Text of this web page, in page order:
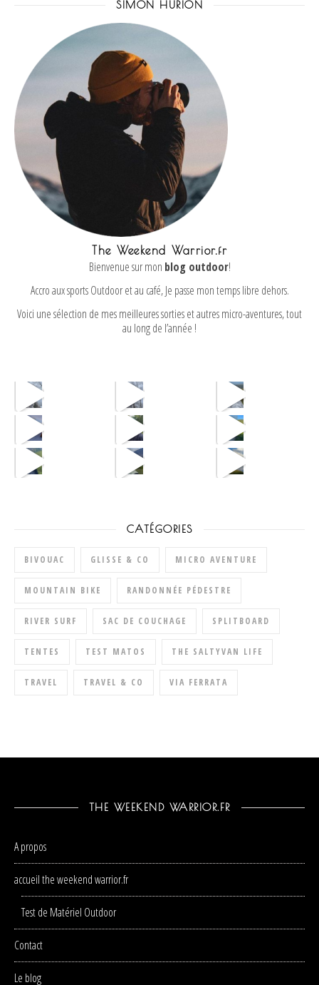
SIMON HURION
The Weekend Warrior.fr
Bienvenue sur mon blog outdoor!
Accro aux sports Outdoor et au café, Je passe mon temps libre dehors.
Voici une sélection de mes meilleures sorties et autres micro-aventures, tout
au long de l’année !
CATÉGORIES
BIVOUAC GLISSE & CO MICRO AVENTURE
MOUNTAIN BIKE RANDONNÉE PÉDESTRE
RIVER SURF SAC DE COUCHAGE SPLITBOARD
TENTES TEST MATOS THE SALTYVAN LIFE
TRAVEL TRAVEL & CO VIA FERRATA
THE WEEKEND WARRIOR.FR
A propos
accueil the weekend warrior.fr
Test de Matériel Outdoor
Contact
Le blog